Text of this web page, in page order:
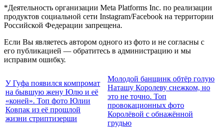
*Деятельность организации Meta Platforms Inc. по реализации
продуктов социальной сети Instagram/Facebook на территории
Российской Федерации запрещена.
Если Вы являетесь автором одного из фото и не согласны с
его публикацией — обратитесь в администрацию и мы
исправим ошибку.
У Гуфа появился компромат
на бывшую жену Юлю и её
«коней». Топ фото Юлии
Ковпак из её прошлой
жизни стриптизерши
Молодой банщинк обтёр голую
Наташу Королеву снежком, но
это не точно. Топ
провокационных фото
Королёвой с обнажённой
грудью